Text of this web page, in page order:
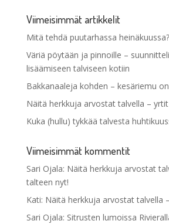
Viimeisimmät artikkelit
Mitä tehdä puutarhassa heinäkuussa?
Väriä pöytään ja pinnoille –
lisäämiseen talviseen kotiin
Bakkanaaleja kohden – kesäriemu
Näitä herkkuja arvostat talvella –
Kuka (hullu) tykkää talvesta
Viimeisimmät kommentit
Sari Ojala: Näitä herkkuja arvostat
talteen nyt!
Kati: Näitä herkkuja arvostat talvella
Sari Ojala: Sitrusten lumoissa